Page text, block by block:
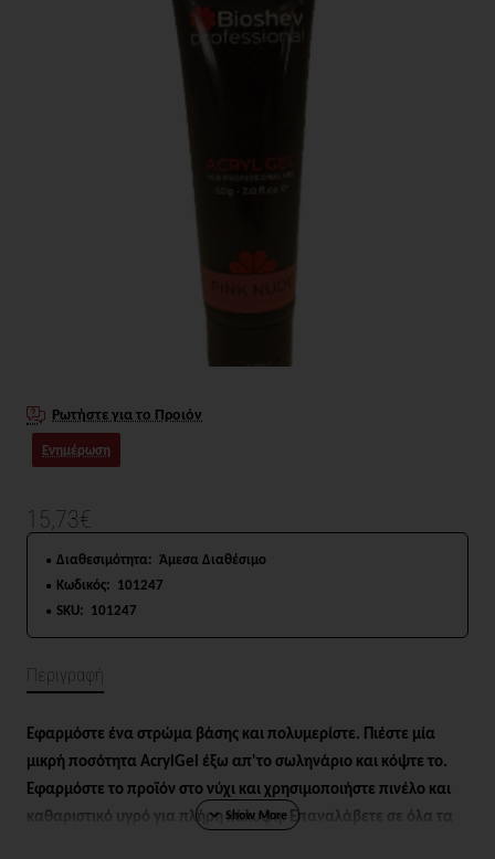
Ρωτήστε για το Προιόν
Ενημέρωση
15,73€
Διαθεσιμότητα: Άμεσα Διαθέσιμο
Κωδικός: 101247
SKU: 101247
Περιγραφή
Εφαρμόστε ένα στρώμα βάσης και πολυμερίστε. Πιέστε μία
μικρή ποσότητα AcrylGel έξω απ'το σωληνάριο και κόψτε το.
Εφαρμόστε το προϊόν στο νύχι και χρησιμοποιήστε πινέλο και
καθαριστικό υγρό για πλήρη κάλυψη. Επαναλάβετε σε όλα τα